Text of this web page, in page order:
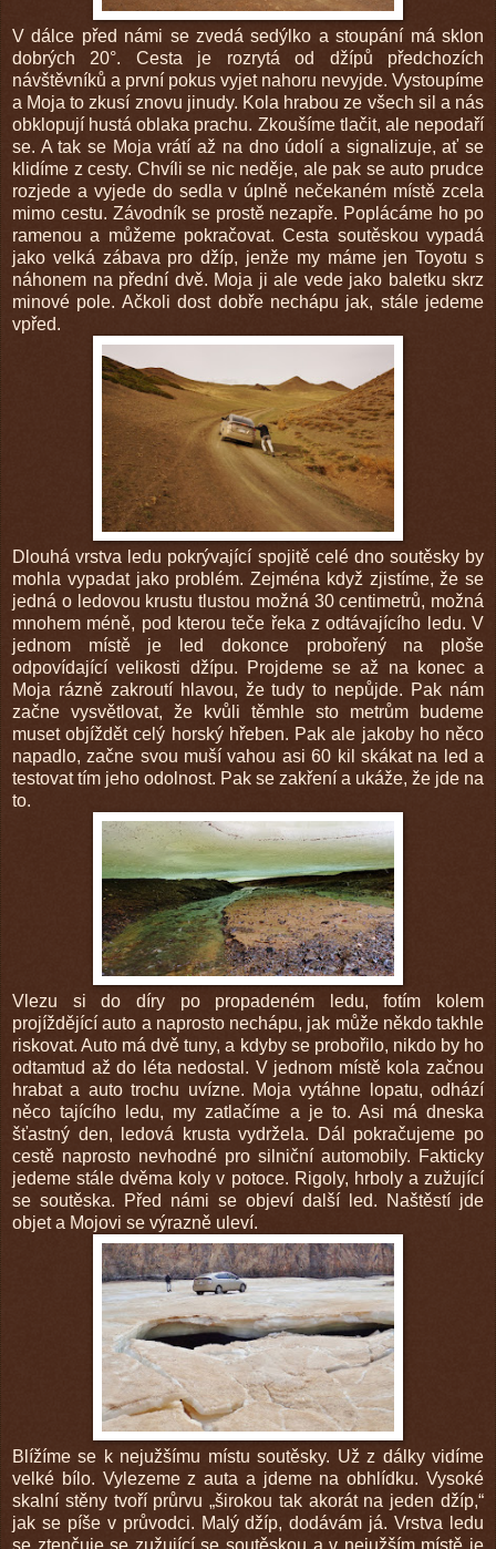
V dálce před námi se zvedá sedýlko a stoupání má sklon
dobrých 20°. Cesta je rozrytá od džípů předchozích
návštěvníků a první pokus vyjet nahoru nevyjde. Vystoupíme
a Moja to zkusí znovu jinudy. Kola hrabou ze všech sil a nás
obklopují hustá oblaka prachu. Zkoušíme tlačit, ale nepodaří
se. A tak se Moja vrátí až na dno údolí a signalizuje, ať se
klidíme z cesty. Chvíli se nic neděje, ale pak se auto prudce
rozjede a vyjede do sedla v úplně nečekaném místě zcela
mimo cestu. Závodník se prostě nezapře. Poplácáme ho po
ramenou a můžeme pokračovat. Cesta soutěskou vypadá
jako velká zábava pro džíp, jenže my máme jen Toyotu s
náhonem na přední dvě. Moja ji ale vede jako baletku skrz
minové pole. Ačkoli dost dobře nechápu jak, stále jedeme
vpřed.
Dlouhá vrstva ledu pokrývající spojitě celé dno soutěsky by
mohla vypadat jako problém. Zejména když zjistíme, že se
jedná o ledovou krustu tlustou možná 30 centimetrů, možná
mnohem méně, pod kterou teče řeka z odtávajícího ledu. V
jednom místě je led dokonce probořený na ploše
odpovídající velikosti džípu. Projdeme se až na konec a
Moja rázně zakroutí hlavou, že tudy to nepůjde. Pak nám
začne vysvětlovat, že kvůli těmhle sto metrům budeme
muset objíždět celý horský hřeben. Pak ale jakoby ho něco
napadlo, začne svou muší vahou asi 60 kil skákat na led a
testovat tím jeho odolnost. Pak se zakření a ukáže, že jde na
to.
Vlezu si do díry po propadeném ledu, fotím kolem
projíždějící auto a naprosto nechápu, jak může někdo takhle
riskovat. Auto má dvě tuny, a kdyby se probořilo, nikdo by ho
odtamtud až do léta nedostal. V jednom místě kola začnou
hrabat a auto trochu uvízne. Moja vytáhne lopatu, odhází
něco tajícího ledu, my zatlačíme a je to. Asi má dneska
šťastný den, ledová krusta vydržela. Dál pokračujeme po
cestě naprosto nevhodné pro silniční automobily. Fakticky
jedeme stále dvěma koly v potoce. Rigoly, hrboly a zužující
se soutěska. Před námi se objeví další led. Naštěstí jde
objet a Mojovi se výrazně uleví.
Blížíme se k nejužšímu místu soutěsky. Už z dálky vidíme
velké bílo. Vylezeme z auta a jdeme na obhlídku. Vysoké
skalní stěny tvoří průrvu „širokou tak akorát na jeden džíp,“
jak se píše v průvodci. Malý džíp, dodávám já. Vrstva ledu
se ztenčuje se zužující se soutěskou a v nejužším místě je